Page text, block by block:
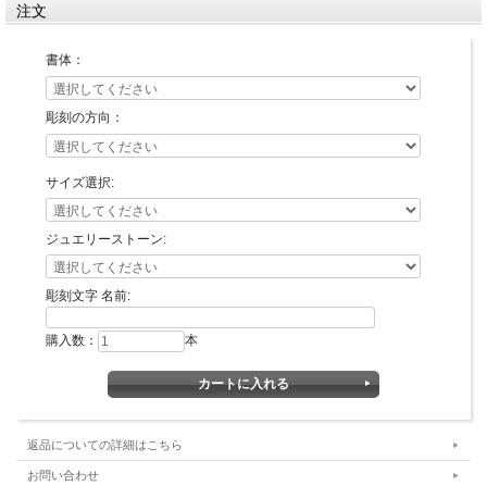
印面デザイン確認が不要な場合の最短納期です。
注文
書体：
彫刻の方向：
サイズ選択:
ジュエリーストーン:
彫刻文字 名前:
購入数： 本
返品についての詳細はこちら
お問い合わせ